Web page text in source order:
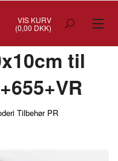
VIS KURV
(0,00 DKK)
til
Tilbehør PR